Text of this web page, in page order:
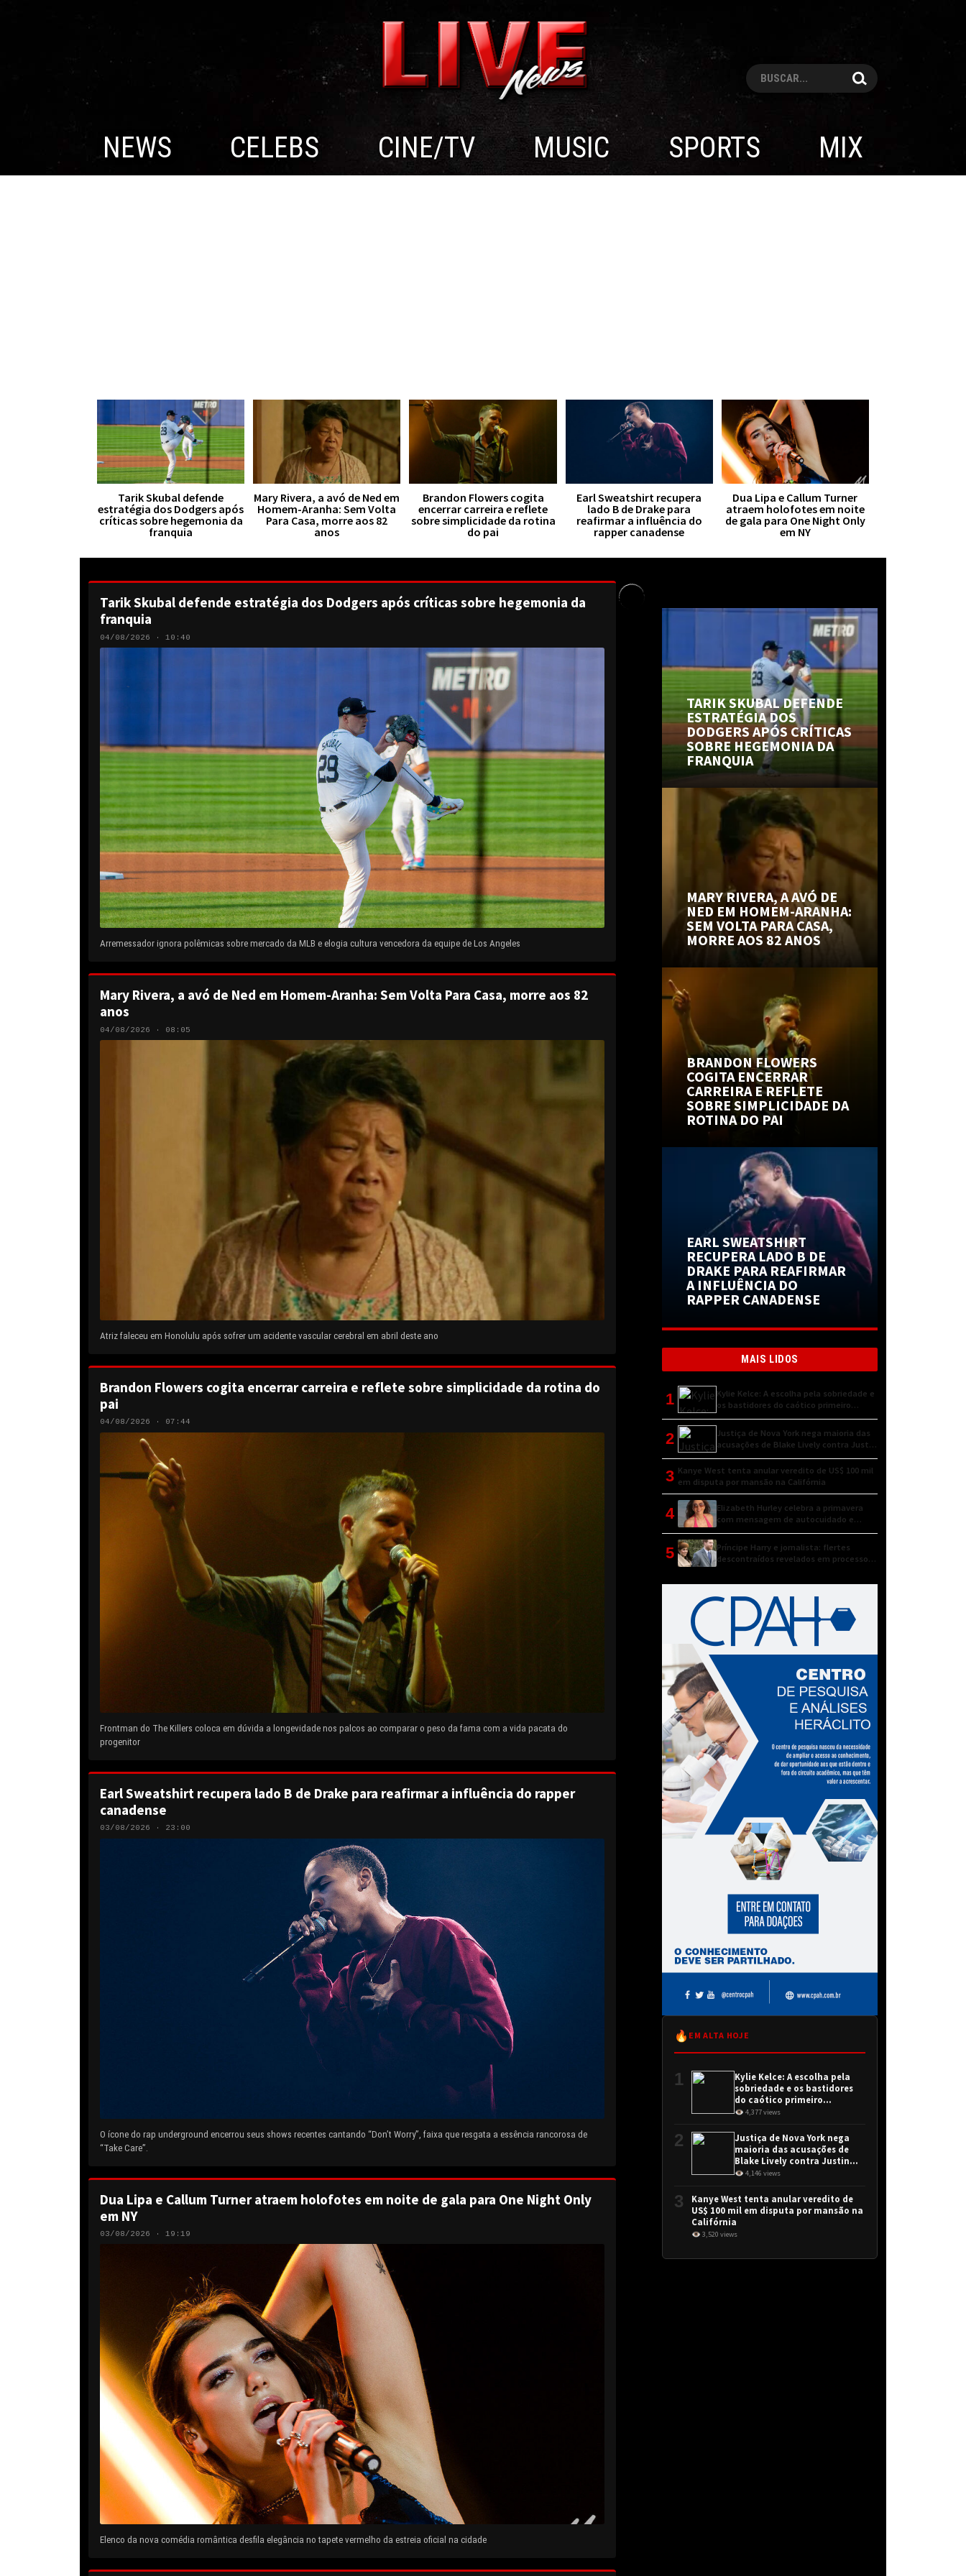
Pesquisar
NEWS CELEBS CINE/TV MUSIC SPORTS MIX
Tarik Skubal defende
estratégia dos Dodgers após
críticas sobre hegemonia da
franquia
Mary Rivera, a avó de Ned em
Homem-Aranha: Sem Volta
Para Casa, morre aos 82
anos
Brandon Flowers cogita
encerrar carreira e reflete
sobre simplicidade da rotina
do pai
Earl Sweatshirt recupera
lado B de Drake para
reafirmar a influência do
rapper canadense
Dua Lipa e Callum Turner
atraem holofotes em noite
de gala para One Night Only
em NY
Tarik Skubal defende estratégia dos Dodgers após críticas sobre hegemonia da
franquia
04/08/2026 · 10:40
Arremessador ignora polêmicas sobre mercado da MLB e elogia cultura vencedora da equipe de Los Angeles
Mary Rivera, a avó de Ned em Homem-Aranha: Sem Volta Para Casa, morre aos 82
anos
04/08/2026 · 08:05
Atriz faleceu em Honolulu após sofrer um acidente vascular cerebral em abril deste ano
Brandon Flowers cogita encerrar carreira e reflete sobre simplicidade da rotina do
pai
04/08/2026 · 07:44
Frontman do The Killers coloca em dúvida a longevidade nos palcos ao comparar o peso da fama com a vida pacata do
progenitor
Earl Sweatshirt recupera lado B de Drake para reafirmar a influência do rapper
canadense
03/08/2026 · 23:00
O ícone do rap underground encerrou seus shows recentes cantando “Don’t Worry”, faixa que resgata a essência rancorosa de
“Take Care”.
Dua Lipa e Callum Turner atraem holofotes em noite de gala para One Night Only
em NY
03/08/2026 · 19:19
Elenco da nova comédia romântica desfila elegância no tapete vermelho da estreia oficial na cidade
TARIK SKUBAL DEFENDE
ESTRATÉGIA DOS
DODGERS APÓS CRÍTICAS
SOBRE HEGEMONIA DA
FRANQUIA
MARY RIVERA, A AVÓ DE
NED EM HOMEM-ARANHA:
SEM VOLTA PARA CASA,
MORRE AOS 82 ANOS
BRANDON FLOWERS
COGITA ENCERRAR
CARREIRA E REFLETE
SOBRE SIMPLICIDADE DA
ROTINA DO PAI
EARL SWEATSHIRT
RECUPERA LADO B DE
DRAKE PARA REAFIRMAR
A INFLUÊNCIA DO
RAPPER CANADENSE
MAIS LIDOS
1
Kylie Kelce: A escolha pela sobriedade e
os bastidores do caótico primeiro
encontro
2
Justiça de Nova York nega maioria das
acusações de Blake Lively contra Justin
Baldoni
3 Kanye West tenta anular veredito de US$ 100 mil
em disputa por mansão na Califórnia
4
Elizabeth Hurley celebra a primavera
com mensagem de autocuidado e
conexão natural
5
Príncipe Harry e jornalista: flertes
descontraídos revelados em processo
🔥 EM ALTA HOJE
1
Kylie Kelce: A escolha pela
sobriedade e os bastidores
do caótico primeiro
encontro
👁 4,377 views
2
Justiça de Nova York nega
maioria das acusações de
Blake Lively contra Justin
Baldoni
👁 4,146 views
3
Kanye West tenta anular veredito de
US$ 100 mil em disputa por mansão na
Califórnia
👁 3,520 views